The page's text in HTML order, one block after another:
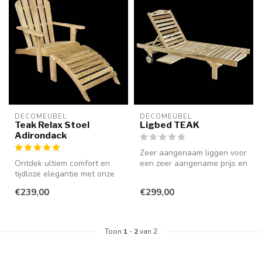
DECOMEUBEL
Teak Relax Stoel
Adirondack
Ontdek ultiem comfort en
tijdloze elegantie met onze
r...
€239,00
DECOMEUBEL
Ligbed TEAK
Zeer aangenaam liggen voor
een zeer aangename prijs en
€299,00
Toon 1 - 2van 2